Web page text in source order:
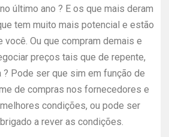
último ano ? E os que mais deram
tem muito mais potencial e estão
você. Ou que compram demais e
preços tais que de repente,
? Pode ser que sim em função de
de compras nos fornecedores e
condições, ou pode ser
a rever as condições.